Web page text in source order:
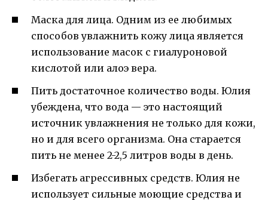
Маска для лица. Одним из ее любимых
способов увлажнить кожу лица является
использование масок с гиалуроновой
кислотой или алоэ вера.
Пить достаточное количество воды. Юлия
убеждена, что вода — это настоящий
источник увлажнения не только для кожи,
но и для всего организма. Она старается
пить не менее 2-2,5 литров воды в день.
Избегать агрессивных средств. Юлия не
использует сильные моющие средства и